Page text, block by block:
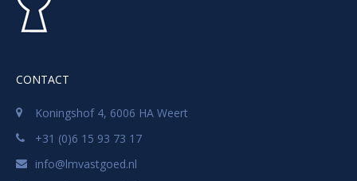
CONTACT
Koningshof 4, 6006 HA Weert
+31 (0)6 15 93 73 17
info@lmvastgoed.nl